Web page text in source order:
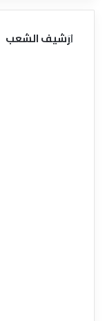
ارشيف الشعب